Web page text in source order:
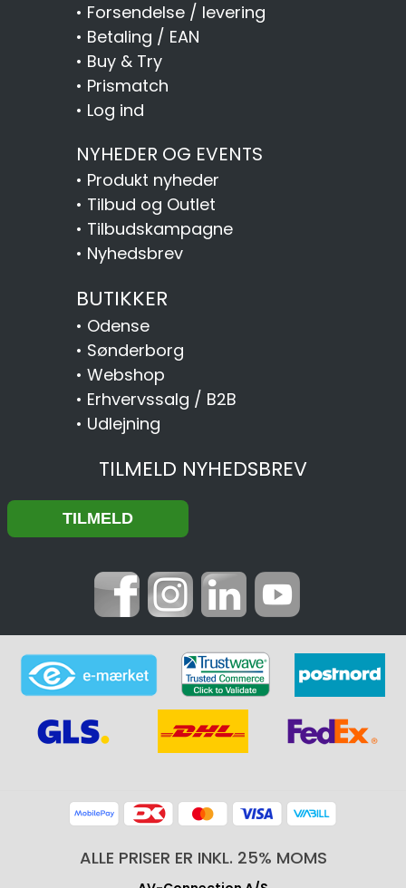
• Forsendelse / levering
• Betaling / EAN
• Buy & Try
• Prismatch
• Log ind
NYHEDER OG EVENTS
• Produkt nyheder
• Tilbud og Outlet
• Tilbudskampagne
• Nyhedsbrev
BUTIKKER
• Odense
• Sønderborg
• Webshop
• Erhvervssalg / B2B
• Udlejning
TILMELD NYHEDSBREV
ALLE PRISER ER INKL. 25% MOMS